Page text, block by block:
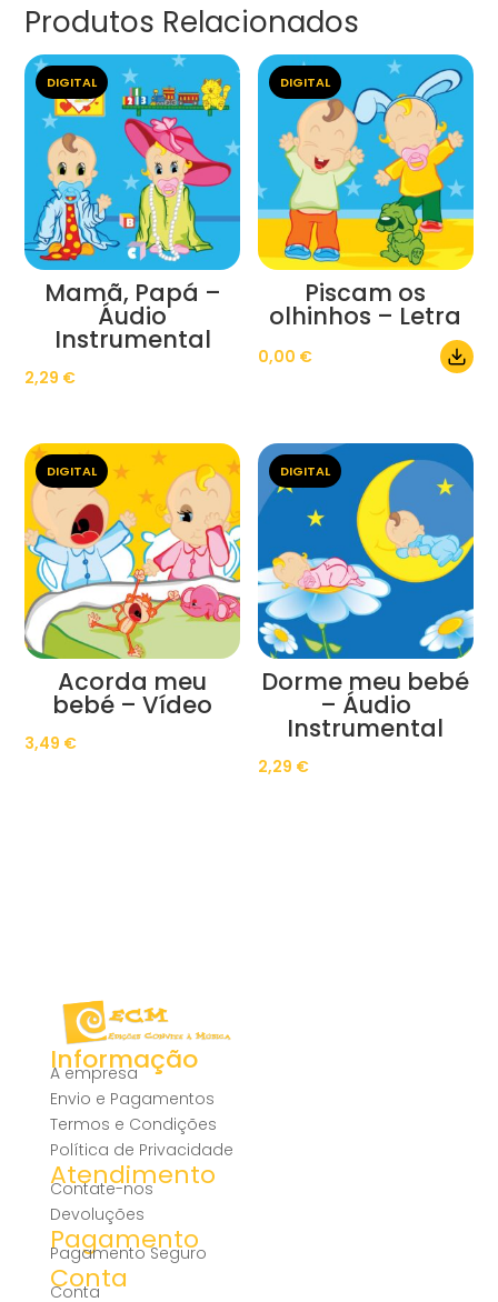
Produtos Relacionados
DIGITAL
Mamã, Papá –
Áudio
Instrumental
2,29 €
DIGITAL
Piscam os
olhinhos – Letra
0,00 €
DIGITAL
Acorda meu
bebé – Vídeo
3,49 €
DIGITAL
Dorme meu bebé
– Áudio
Instrumental
2,29 €
Informação
A empresa
Envio e Pagamentos
Termos e Condições
Política de Privacidade
Atendimento
Contate-nos
Devoluções
Pagamento
Pagamento Seguro
Conta
Conta